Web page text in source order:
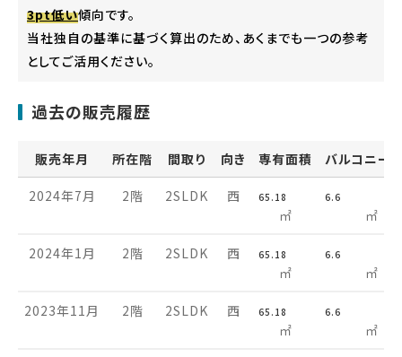
3pt低い傾向です。
当社独自の基準に基づく算出のため、あくまでも一つの参考
としてご活用ください。
過去の販売履歴
販売年月 所在階 間取り 向き 専有面積 バルコニー
2024年7月 2階 2SLDK 西 65.18
㎡
6.6
㎡
2024年1月 2階 2SLDK 西 65.18
㎡
6.6
㎡
2023年11月 2階 2SLDK 西 65.18
㎡
6.6
㎡